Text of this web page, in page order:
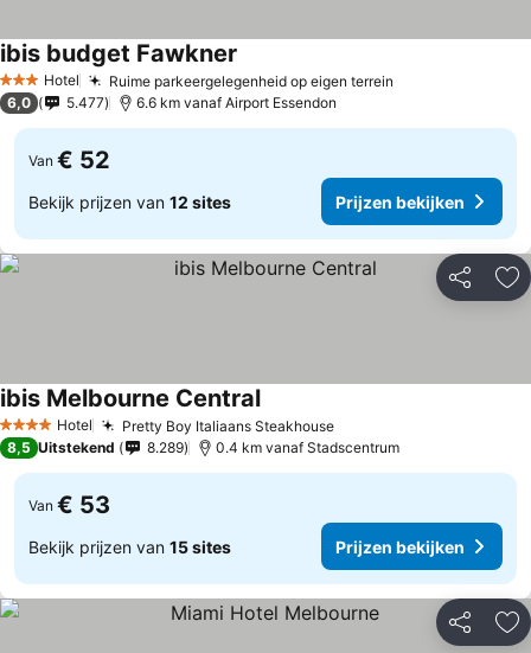
3 SterrenHotel Ruime parkeergelegenheid op eigen terrein
ibis budget Fawkner
6,0 5.477 6.6 km vanaf Airport Essendon
Van € 52
Bekijk prijzen van 12 sites Prijzen bekijken
Delen
4 SterrenHotel Pretty Boy Italiaans Steakhouse
ibis Melbourne Central
8,5 Uitstekend 8.289 0.4 km vanaf Stadscentrum
Van € 53
Bekijk prijzen van 15 sites Prijzen bekijken
Delen